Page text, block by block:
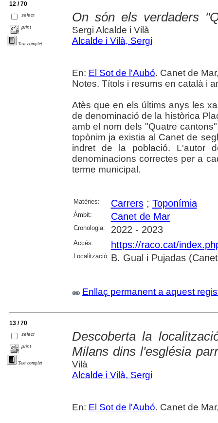
12 / 70
select
print
Text complet
On són els verdaders
Sergi Alcalde i Vilà
Alcalde i Vilà, Sergi
En: El Sot de l'Aubó. Canet de
Notes. Títols i resums en català i
Atès que en els últims anys les
de denominació de la històrica
amb el nom dels "Quatre
topònim ja existia al Canet de
indret de la població. L'autor
denominacions correctes per a
terme municipal.
Matèries: Carrers; Toponímia
Àmbit: Canet de Mar
Cronologia: 2022 - 2023
Accés: https://raco.cat/
Localització: B. Gual i Pujadas
Enllaç permanent a aquest
13 / 70
select
print
Text complet
Descoberta la
Milans dins l'església
Vilà
Alcalde i Vilà, Sergi
En: El Sot de l'Aubó. Canet de